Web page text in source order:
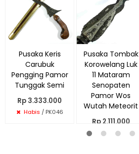
Pusaka Keris
Carubuk
Pengging Pamor
Tunggak Semi
Rp 3.333.000
Habis / PK046
Pusaka Tombak
Korowelang Luk
11 Mataram
Senopaten
Pamor Wos
Wutah Meteorit
Rp 2.111.000
Habis / PK342